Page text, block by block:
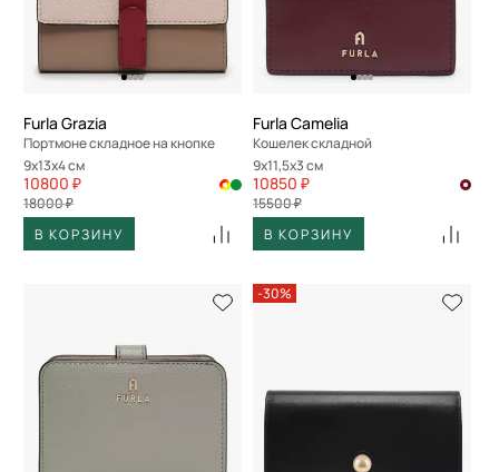
Furla Grazia
Портмоне складное на кнопке
9x13x4 см
10800 ₽
18000 ₽
В КОРЗИНУ
Furla Camelia
Кошелек складной
9x11,5x3 см
10850 ₽
15500 ₽
В КОРЗИНУ
-30%